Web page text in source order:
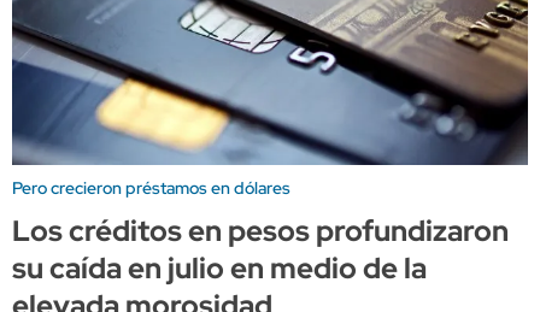
Pero crecieron préstamos en dólares
Los créditos en pesos profundizaron
su caída en julio en medio de la